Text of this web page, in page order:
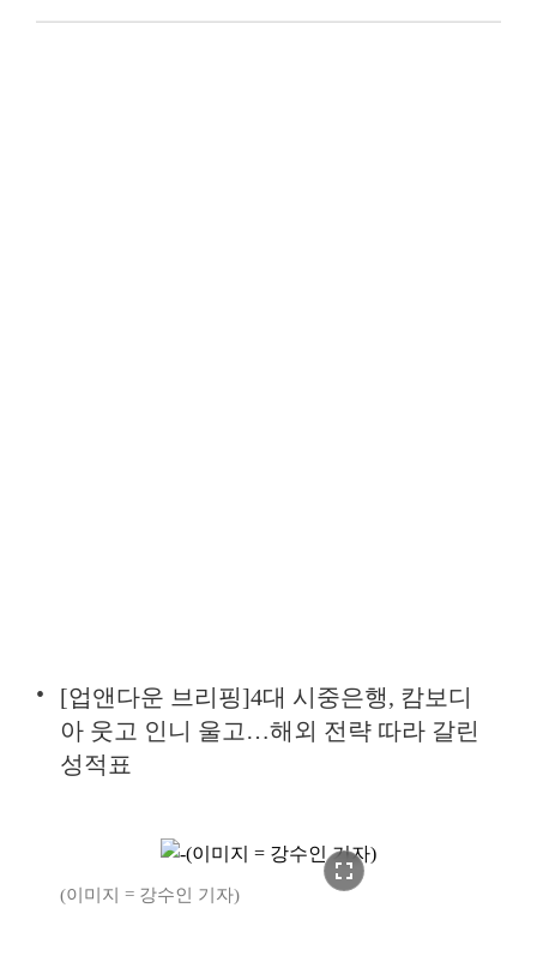
[업앤다운 브리핑]4대 시중은행, 캄보디
아 웃고 인니 울고…해외 전략 따라 갈린
성적표
fullscreen
(이미지 = 강수인 기자)